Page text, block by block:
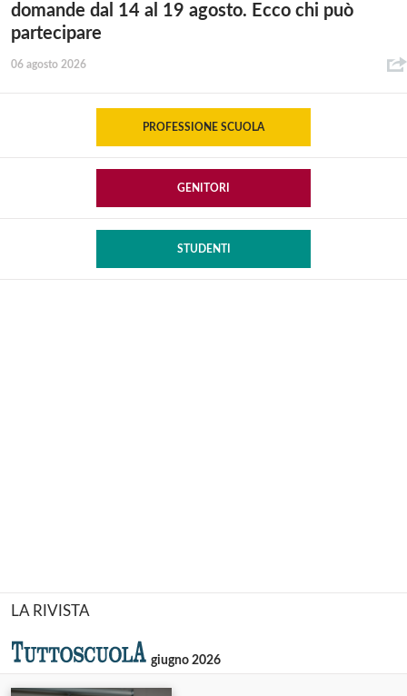
domande dal 14 al 19 agosto. Ecco chi può
partecipare
06 agosto 2026
PROFESSIONE SCUOLA
GENITORI
STUDENTI
LA RIVISTA
giugno 2026